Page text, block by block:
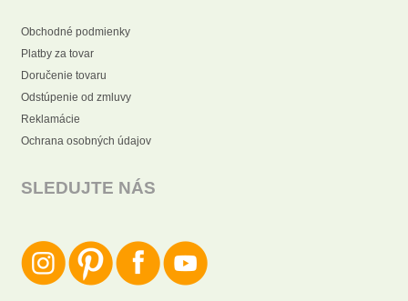
Obchodné podmienky
Platby za tovar
Doručenie tovaru
Odstúpenie od zmluvy
Reklamácie
Ochrana osobných údajov
SLEDUJTE NÁS